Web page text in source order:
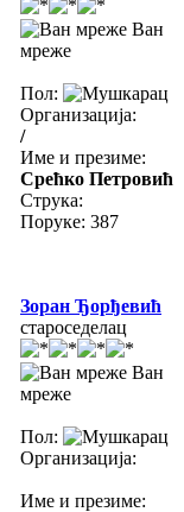
Ван
мреже
Пол:
Организација:
/
Име и презиме:
Срећко Петровић
Струка:
Поруке: 387
Зоран Ђорђевић
староседелац
Ван
мреже
Пол:
Организација:
Име и презиме: